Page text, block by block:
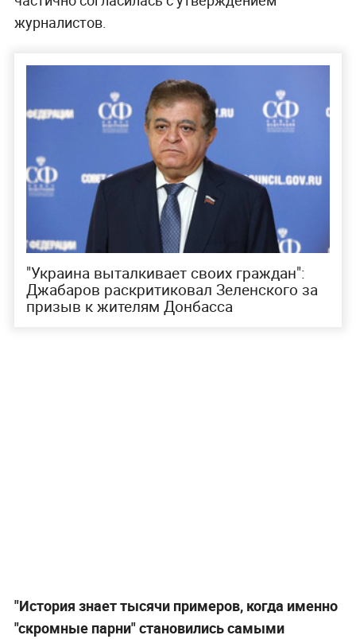
журналистов.
"Украина выталкивает своих граждан":
Джабаров раскритиковал Зеленского за
призыв к жителям Донбасса
"История знает тысячи примеров, когда именно
"скромные парни" становились самыми